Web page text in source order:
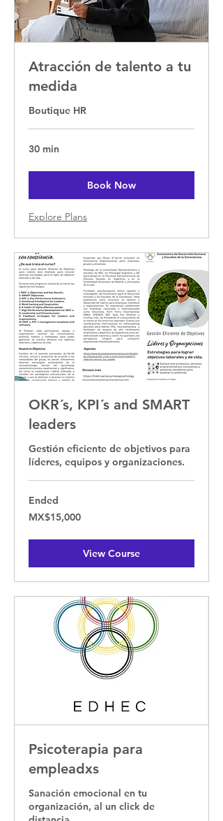
Atracción de talento a tu
medida
Boutique HR
30 min
Book Now
Explore Plans
OKR´s, KPI´s and SMART
leaders
Gestión eficiente de objetivos para
líderes, equipos y organizaciones.
Ended
15,000
Mexican
MX$15,000
View Course
Psicoterapia para
empleadxs
Sanación emocional en tu
organización, al un click de